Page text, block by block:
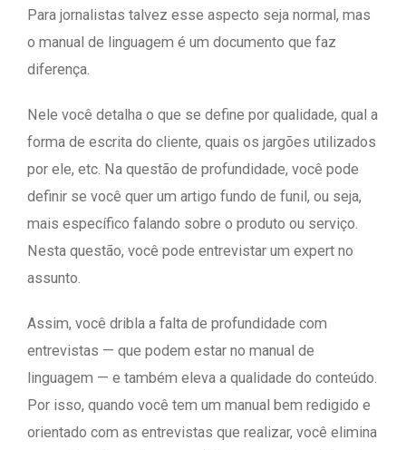
Para jornalistas talvez esse aspecto seja normal, mas
o manual de linguagem é um documento que faz
diferença.
Nele você detalha o que se define por qualidade, qual a
forma de escrita do cliente, quais os jargões utilizados
por ele, etc. Na questão de profundidade, você pode
definir se você quer um artigo fundo de funil, ou seja,
mais específico falando sobre o produto ou serviço.
Nesta questão, você pode entrevistar um expert no
assunto.
Assim, você dribla a falta de profundidade com
entrevistas — que podem estar no manual de
linguagem — e também eleva a qualidade do conteúdo.
Por isso, quando você tem um manual bem redigido e
orientado com as entrevistas que realizar, você elimina